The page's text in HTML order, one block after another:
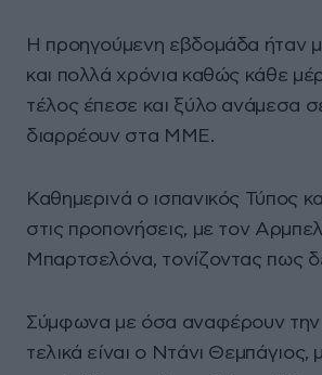
Η προηγούμενη εβδομάδα ήταν
και πολλά χρόνια καθώς κάθε
τέλος έπεσε και ξύλο ανάμεσα
διαρρέουν στα ΜΜΕ.
Καθημερινά ο ισπανικός Τύπος
στις προπονήσεις, με τον
Μπαρτσελόνα, τονίζοντας πως
Σύμφωνα με όσα αναφέρουν την
τελικά είναι ο Ντάνι